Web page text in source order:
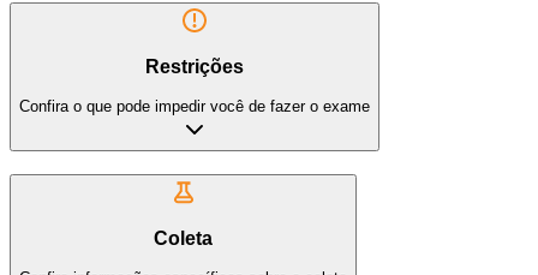
Restrições
Confira o que pode impedir você de fazer o exame
Coleta